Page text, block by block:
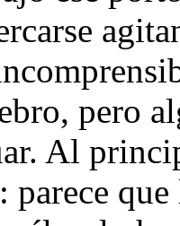
pero
Al
parece